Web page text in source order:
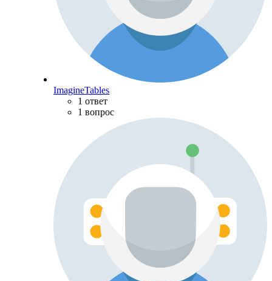
ImagineTables
1 ответ
1 вопрос